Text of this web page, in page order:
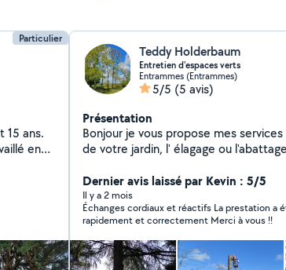
Particulier
en
en
voisin
Teddy Holderbaum
Entretien d'espaces verts
Entrammes (Entrammes)
5/5 (5 avis)
Présentation
Bonjour je vous propose mes
de votre jardin, l' élagage ou
tout le matériel nécessaire. A très
Dernier avis laissé par Kevin : 5/5
Il y a 2 mois
Échanges cordiaux et réactifs La prestation a été faite très
rapidement et correctement Merci à vous !!